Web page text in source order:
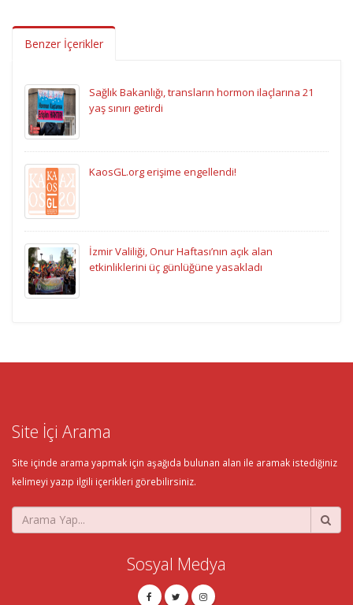
Benzer İçerikler
Sağlık Bakanlığı, transların hormon ilaçlarına 21
yaş sınırı getirdi
KaosGL.org erişime engellendi!
İzmir Valiliği, Onur Haftası’nın açık alan
etkinliklerini üç günlüğüne yasakladı
Site İçi Arama
Site içinde arama yapmak için aşağıda bulunan alan ile aramak istediğiniz
kelimeyi yazıp ilgili içerikleri görebilirsiniz.
Sosyal Medya